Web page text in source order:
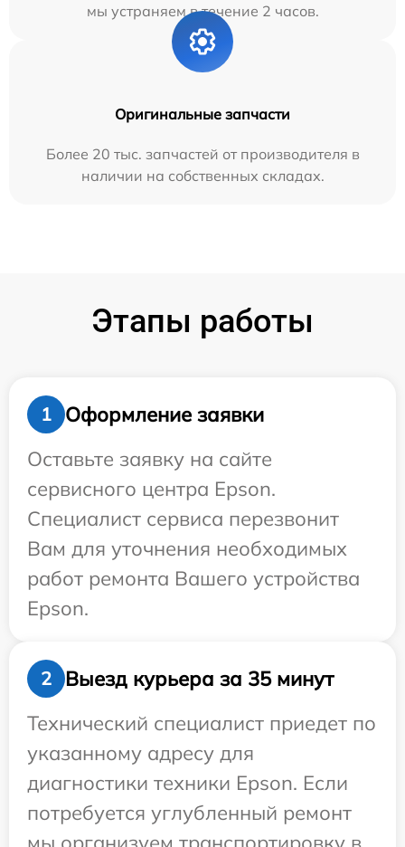
мы устраняем в течение 2 часов.
Оригинальные запчасти
Более 20 тыс. запчастей от производителя в
наличии на собственных складах.
Этапы работы
1
Оформление заявки
Оставьте заявку на сайте
сервисного центра Epson.
Специалист сервиса перезвонит
Вам для уточнения необходимых
работ ремонта Вашего устройства
Epson.
2
Выезд курьера за 35 минут
Технический специалист приедет по
указанному адресу для
диагностики техники Epson. Если
потребуется углубленный ремонт